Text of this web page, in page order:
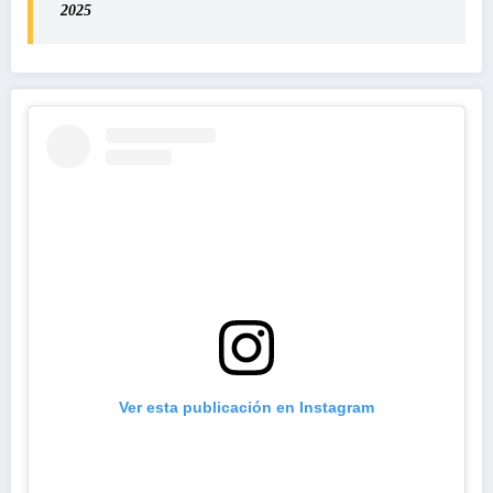
2025
Ver esta publicación en Instagram